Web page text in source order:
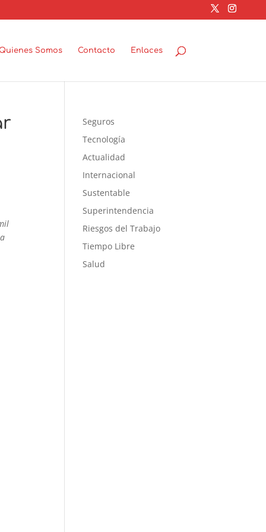
Somos Contacto Enlaces
Seguros
Tecnología
Actualidad
Internacional
Sustentable
Superintendencia
Riesgos del Trabajo
Tiempo Libre
Salud